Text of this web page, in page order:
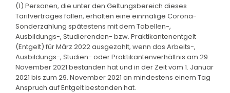
(1) Personen, die unter den Geltungsbereich dieses
Tarifvertrages fallen, erhalten eine einmalige Corona-
Sonderzahlung spätestens mit dem Tabellen-,
Ausbildungs-, Studierenden- bzw. Praktikantenentgelt
(Entgelt) für März 2022 ausgezahlt, wenn das Arbeits-,
Ausbildungs-, Studien- oder Praktikantenverhältnis am 29.
November 2021 bestanden hat und in der Zeit vom 1. Januar
2021 bis zum 29. November 2021 an mindestens einem Tag
Anspruch auf Entgelt bestanden hat.